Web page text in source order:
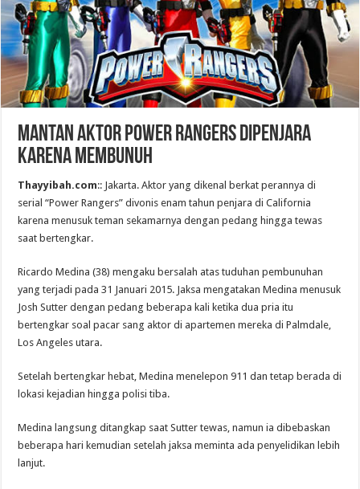
Mantan aktor Power Rangers dipenjara
karena membunuh
Thayyibah.com:: Jakarta. Aktor yang dikenal berkat perannya di
serial “Power Rangers” divonis enam tahun penjara di California
karena menusuk teman sekamarnya dengan pedang hingga tewas
saat bertengkar.
Ricardo Medina (38) mengaku bersalah atas tuduhan pembunuhan
yang terjadi pada 31 Januari 2015. Jaksa mengatakan Medina menusuk
Josh Sutter dengan pedang beberapa kali ketika dua pria itu
bertengkar soal pacar sang aktor di apartemen mereka di Palmdale,
Los Angeles utara.
Setelah bertengkar hebat, Medina menelepon 911 dan tetap berada di
lokasi kejadian hingga polisi tiba.
Medina langsung ditangkap saat Sutter tewas, namun ia dibebaskan
beberapa hari kemudian setelah jaksa meminta ada penyelidikan lebih
lanjut.